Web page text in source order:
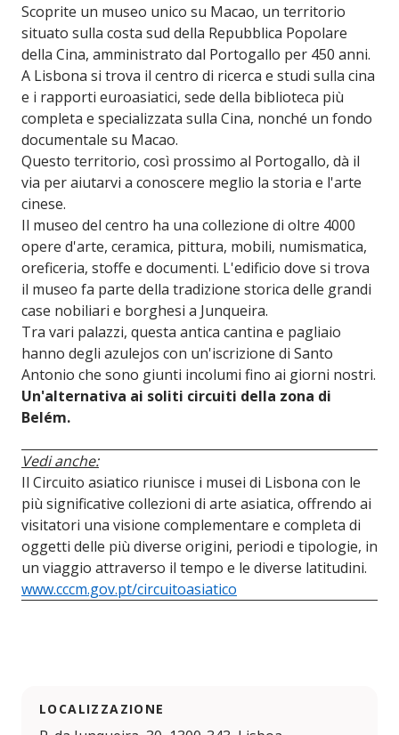
Scoprite un museo unico su Macao, un territorio
situato sulla costa sud della Repubblica Popolare
della Cina, amministrato dal Portogallo per 450 anni.
A Lisbona si trova il centro di ricerca e studi sulla cina
e i rapporti euroasiatici, sede della biblioteca più
completa e specializzata sulla Cina, nonché un fondo
documentale su Macao.
Questo territorio, così prossimo al Portogallo, dà il
via per aiutarvi a conoscere meglio la storia e l'arte
cinese.
Il museo del centro ha una collezione di oltre 4000
opere d'arte, ceramica, pittura, mobili, numismatica,
oreficeria, stoffe e documenti. L'edificio dove si trova
il museo fa parte della tradizione storica delle grandi
case nobiliari e borghesi a Junqueira.
Tra vari palazzi, questa antica cantina e pagliaio
hanno degli azulejos con un'iscrizione di Santo
Antonio che sono giunti incolumi fino ai giorni nostri.
Un'alternativa ai soliti circuiti della zona di
Belém.
Vedi anche:
Il Circuito asiatico riunisce i musei di Lisbona con le
più significative collezioni di arte asiatica, offrendo ai
visitatori una visione complementare e completa di
oggetti delle più diverse origini, periodi e tipologie, in
un viaggio attraverso il tempo e le diverse latitudini.
www.cccm.gov.pt/circuitoasiatico
LOCALIZZAZIONE